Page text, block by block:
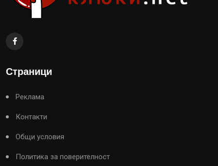
Страници
Реклама
Контакти
Общи условия
Политика за поверителност